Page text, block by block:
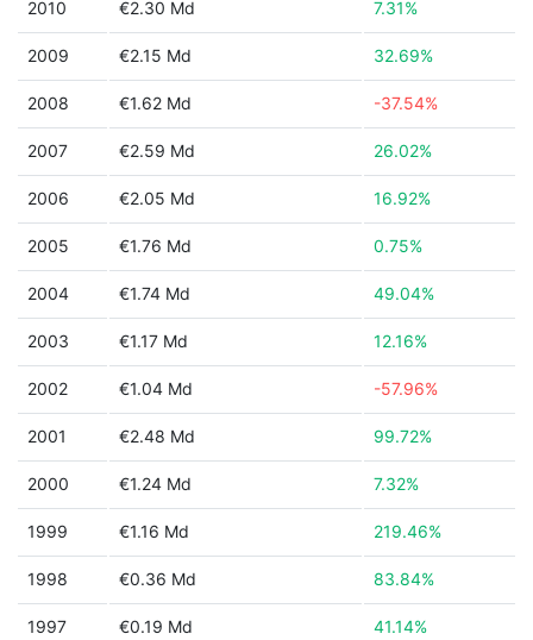
2010 €2.30 Md 7.31%
2009 €2.15 Md 32.69%
2008 €1.62 Md -37.54%
2007 €2.59 Md 26.02%
2006 €2.05 Md 16.92%
2005 €1.76 Md 0.75%
2004 €1.74 Md 49.04%
2003 €1.17 Md 12.16%
2002 €1.04 Md -57.96%
2001 €2.48 Md 99.72%
2000 €1.24 Md 7.32%
1999 €1.16 Md 219.46%
1998 €0.36 Md 83.84%
1997 €0.19 Md 41.14%